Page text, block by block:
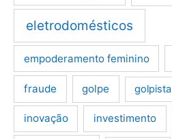
eletrodomésticos
empoderamento feminino
fraude golpe golpista
inovação investimento